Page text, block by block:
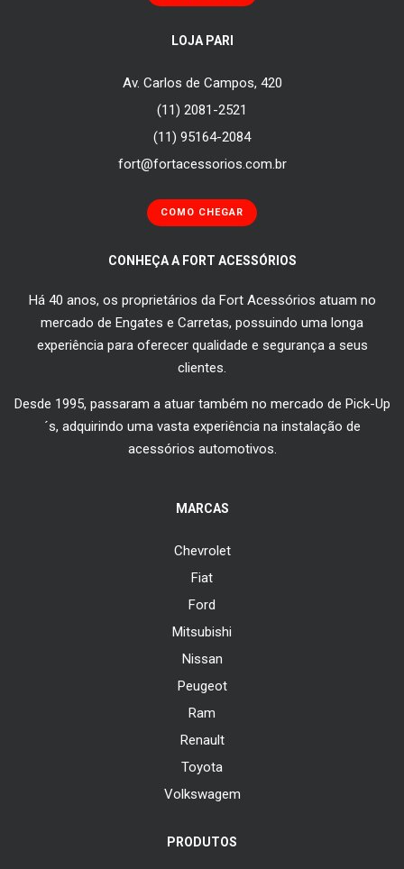
LOJA PARI
Av. Carlos de Campos, 420
(11) 2081-2521
(11) 95164-2084
fort@fortacessorios.com.br
COMO CHEGAR
CONHEÇA A FORT ACESSÓRIOS
Há 40 anos, os proprietários da Fort Acessórios atuam no
mercado de Engates e Carretas, possuindo uma longa
experiência para oferecer qualidade e segurança a seus
clientes.
Desde 1995, passaram a atuar também no mercado de Pick-Up
´s, adquirindo uma vasta experiência na instalação de
acessórios automotivos.
MARCAS
Chevrolet
Fiat
Ford
Mitsubishi
Nissan
Peugeot
Ram
Renault
Toyota
Volkswagem
PRODUTOS